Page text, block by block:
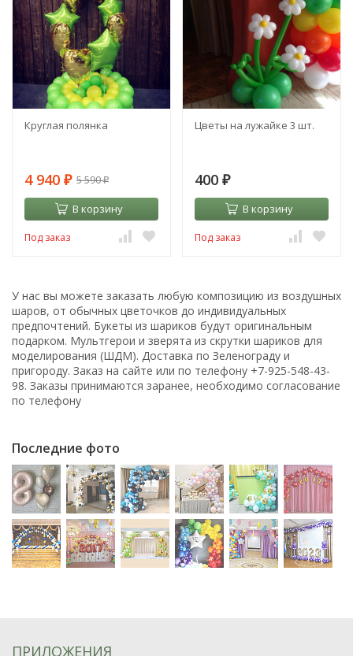
Круглая полянка
4 940 ₽ 5 590₽
В корзину
Под заказ
Цветы на лужайке 3 шт.
400 ₽
В корзину
Под заказ
У нас вы можете заказать любую композицию из воздушных
шаров, от обычных цветочков до индивидуальных
предпочтений. Букеты из шариков будут оригинальным
подарком. Мультгерои и зверята из скрутки шариков для
моделирования (ШДМ). Доставка по Зеленограду и
пригороду. Заказ на сайте или по телефону +7-925-548-43-
98. Заказы принимаются заранее, необходимо согласование
по телефону
Последние фото
ПРИЛОЖЕНИЯ